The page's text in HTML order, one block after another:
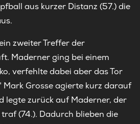
aus kurzer Distanz (57.) die
zweiter Treffer der
Maderner ging bei einem
verfehlte dabei aber das Tor
Mark Grosse agierte kurz darauf
legte zurück auf Maderner, der
(74.). Dadurch blieben die